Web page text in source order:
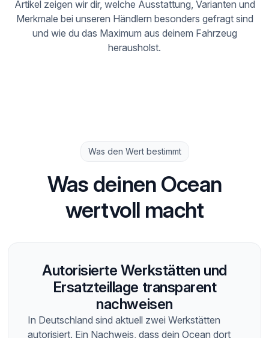
Artikel zeigen wir dir, welche Ausstattung, Varianten und
Merkmale bei unseren Händlern besonders gefragt sind
und wie du das Maximum aus deinem Fahrzeug
herausholst.
Was den Wert bestimmt
Was deinen Ocean
wertvoll macht
Autorisierte Werkstätten und
Ersatzteillage transparent
nachweisen
In Deutschland sind aktuell zwei Werkstätten
autorisiert. Ein Nachweis, dass dein Ocean dort